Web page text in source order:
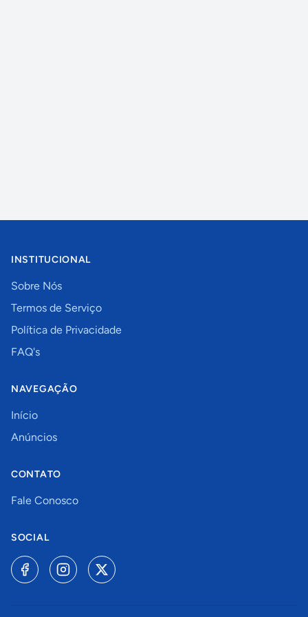
INSTITUCIONAL
Sobre Nós
Termos de Serviço
Política de Privacidade
FAQ's
NAVEGAÇÃO
Início
Anúncios
CONTATO
Fale Conosco
SOCIAL